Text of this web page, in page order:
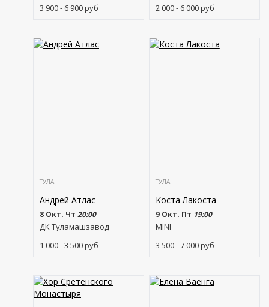
3 900 - 6 900руб 2 000 - 6 000руб
ТУЛА
Андрей Атлас
8 Окт. Чт 20:00
ДК Туламашзавод
1 000 - 3 500руб
ТУЛА
Коста Лакоста
9 Окт. Пт 19:00
MINI
3 500 - 7 000руб